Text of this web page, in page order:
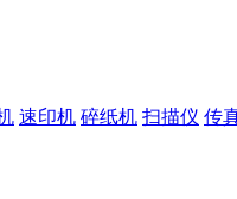
速印机 碎纸机 扫描仪 传